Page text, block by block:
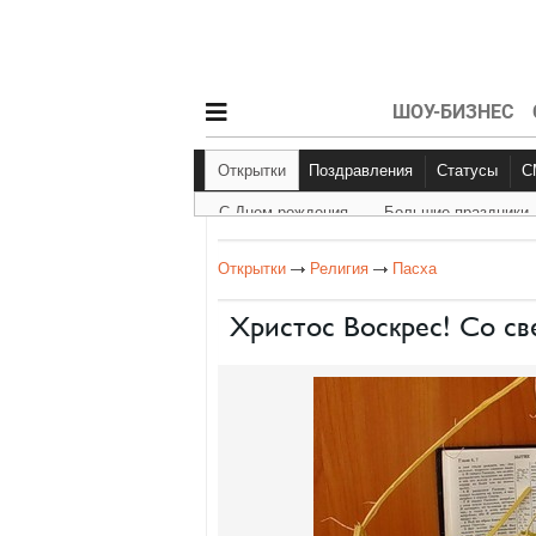
ШОУ-БИЗНЕС
Открытки Поздравления
С Днем рождения
Статусы
Другое
С Днем рождения Большие праздники
Открытки Религия Пасха
Христос Воскрес! Со